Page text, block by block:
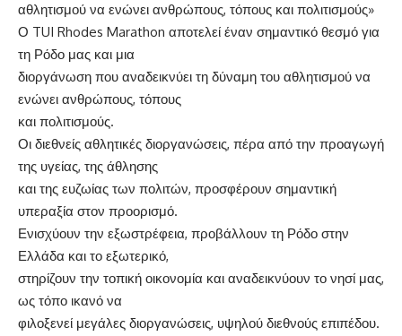
αθλητισμού να ενώνει ανθρώπους, τόπους και πολιτισμούς»
Ο TUI Rhodes Marathon αποτελεί έναν σημαντικό θεσμό για
τη Ρόδο μας και μια
διοργάνωση που αναδεικνύει τη δύναμη του αθλητισμού να
ενώνει ανθρώπους, τόπους
και πολιτισμούς.
Οι διεθνείς αθλητικές διοργανώσεις, πέρα από την προαγωγή
της υγείας, της άθλησης
και της ευζωίας των πολιτών, προσφέρουν σημαντική
υπεραξία στον προορισμό.
Ενισχύουν την εξωστρέφεια, προβάλλουν τη Ρόδο στην
Ελλάδα και το εξωτερικό,
στηρίζουν την τοπική οικονομία και αναδεικνύουν το νησί μας,
ως τόπο ικανό να
φιλοξενεί μεγάλες διοργανώσεις, υψηλού διεθνούς επιπέδου.